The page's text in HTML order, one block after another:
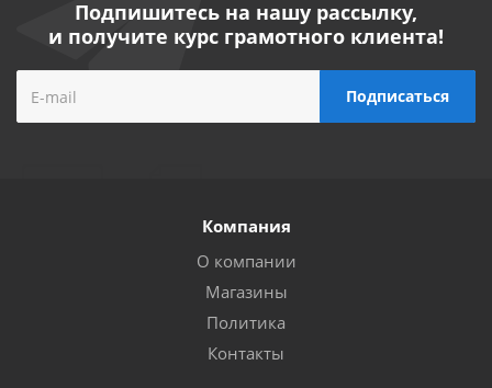
Подпишитесь на нашу рассылку,
и получите курс грамотного клиента!
Компания
О компании
Магазины
Политика
Контакты